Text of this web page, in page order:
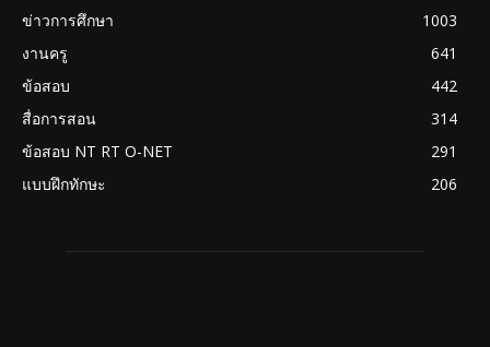
ข่าวการศึกษา
1003
งานครู
641
ข้อสอบ
442
สื่อการสอน
314
ข้อสอบ NT RT O-NET
291
แบบฝึกทักษะ
206